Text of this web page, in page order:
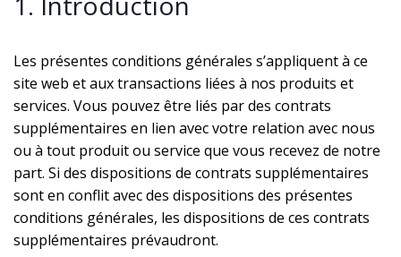
Les présentes conditions générales s’appliquent à ce
site web et aux transactions liées à nos produits et
services. Vous pouvez être liés par des contrats
supplémentaires en lien avec votre relation avec nous
ou à tout produit ou service que vous recevez de notre
part. Si des dispositions de contrats supplémentaires
sont en conflit avec des dispositions des présentes
conditions générales, les dispositions de ces contrats
supplémentaires prévaudront.